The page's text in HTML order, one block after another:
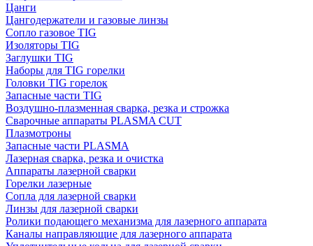
Цанги
Цангодержатели и газовые линзы
Сопло газовое TIG
Изоляторы TIG
Заглушки TIG
Наборы для TIG горелки
Головки TIG горелок
Запасные части TIG
Воздушно-плазменная сварка, резка и строжка
Сварочные аппараты PLASMA CUT
Плазмотроны
Запасные части PLASMA
Лазерная сварка, резка и очистка
Аппараты лазерной сварки
Горелки лазерные
Сопла для лазерной сварки
Линзы для лазерной сварки
Ролики подающего механизма для лазерного аппарата
Каналы направляющие для лазерного аппарата